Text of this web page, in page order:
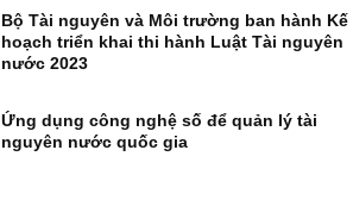
Bộ Tài nguyên và Môi trường ban hành Kế
hoạch triển khai thi hành Luật Tài nguyên
nước 2023
Ứng dụng công nghệ số để quản lý tài
nguyên nước quốc gia